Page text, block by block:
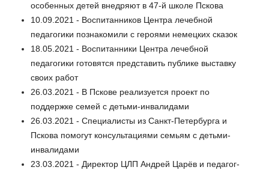
особенных детей внедряют в 47-й школе Пскова
10.09.2021 - Воспитанников Центра лечебной
педагогики познакомили с героями немецких сказок
18.05.2021 - Воспитанники Центра лечебной
педагогики готовятся представить публике выставку
своих работ
26.03.2021 - В Пскове реализуется проект по
поддержке семей с детьми-инвалидами
26.03.2021 - Специалисты из Санкт-Петербурга и
Пскова помогут консультациями семьям с детьми-
инвалидами
23.03.2021 - Директор ЦЛП Андрей Царёв и педагог-